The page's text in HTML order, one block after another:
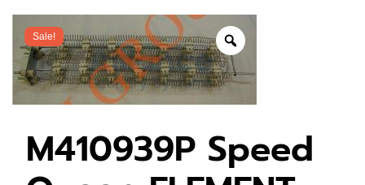
Sale!
M410939P Speed